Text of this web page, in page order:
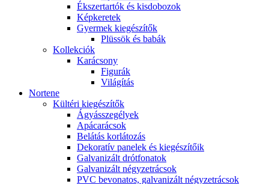
Ékszertartók és kisdobozok
Képkeretek
Gyermek kiegészítők
Plüssök és babák
Kollekciók
Karácsony
Figurák
Világítás
Nortene
Kültéri kiegészítők
Ágyásszegélyek
Apácarácsok
Belátás korlátozás
Dekoratív panelek és kiegészítőik
Galvanizált drótfonatok
Galvanizált négyzetrácsok
PVC bevonatos, galvanizált négyzetrácsok